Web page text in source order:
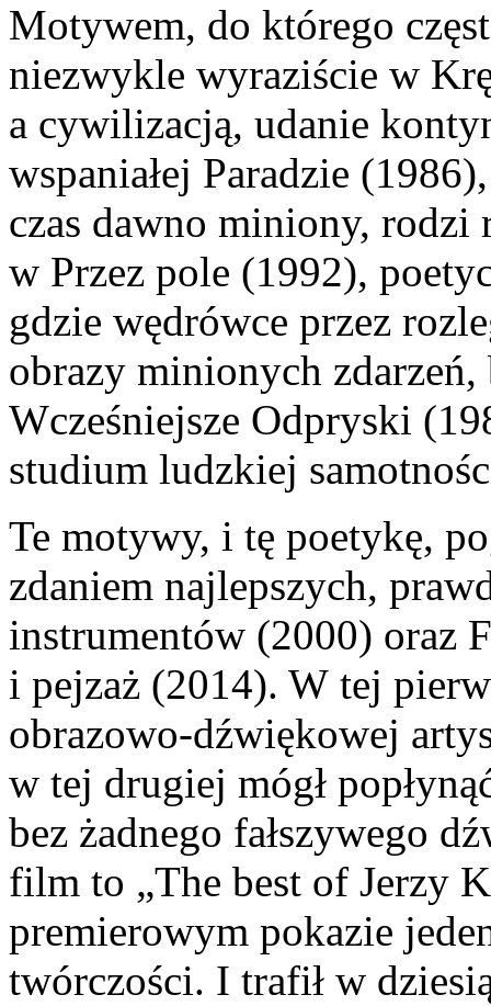
Motywem, do którego
niezwykle wyraziście w
a cywilizacją, udanie
wspaniałej Paradzie
czas dawno miniony, rodzi
w Przez pole (1992),
gdzie wędrówce przez
obrazy minionych
Wcześniejsze Odpryski
studium ludzkiej
Te motywy, i tę poetykę,
zdaniem najlepszych,
instrumentów (2000) oraz
i pejzaż (2014). W tej
obrazowo-dźwiękowej
w tej drugiej mógł
bez żadnego fałszywego
film to „The best of Jerzy
premierowym pokazie
twórczości. I trafił w